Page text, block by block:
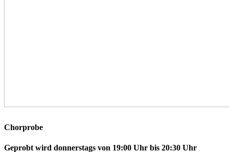
Chorprobe
Geprobt wird donnerstags von 19:00 Uhr bis 20:30 Uhr